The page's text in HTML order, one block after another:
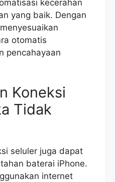
kecerahan
yang baik. Dengan
otomatis
pencahayaan
Koneksi
Tidak
seluler juga dapat
baterai iPhone.
internet